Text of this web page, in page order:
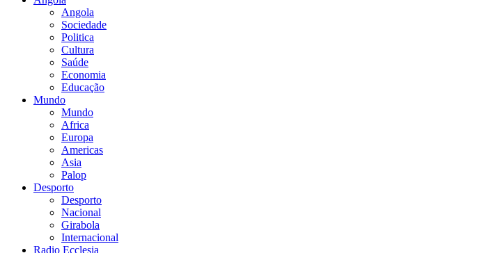
Angola
Sociedade
Politica
Cultura
Saúde
Economia
Educação
Mundo
Mundo
Africa
Europa
Americas
Asia
Palop
Desporto
Desporto
Nacional
Girabola
Internacional
Radio Ecclesia